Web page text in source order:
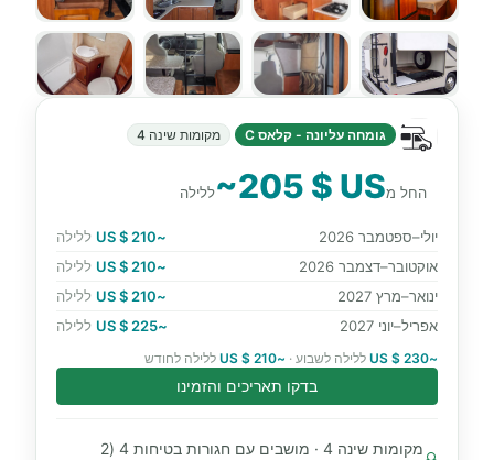
גומחה עליונה - קלאס C מקומות שינה 4
החל מ~205 $ USללילה
יולי–ספטמבר 2026 ~210 $ US
ללילה
אוקטובר–דצמבר 2026
~210 $ US
ללילה
ינואר–מרץ 2027
~210 $ US
ללילה
אפריל–יוני 2027
~225 $ US ללילה
~230 $ US ללילה לשבוע · ~210 $ US ללילה לחודש
בדקו תאריכים והזמינו
מקומות שינה 4 · מושבים עם חגורות בטיחות 4 (2